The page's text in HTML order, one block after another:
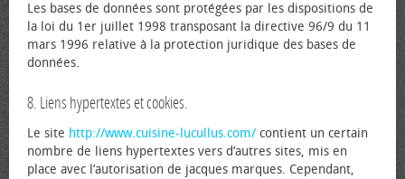
Les bases de données sont protégées par les dispositions de
la loi du 1er juillet 1998 transposant la directive 96/9 du 11
mars 1996 relative à la protection juridique des bases de
données.
8. Liens hypertextes et cookies.
Le site http://www.cuisine-lucullus.com/ contient un certain
nombre de liens hypertextes vers d’autres sites, mis en
place avec l’autorisation de jacques marques. Cependant,